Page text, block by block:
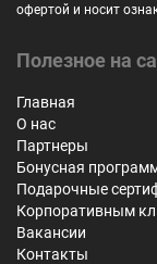
офертой и носит
Полезное на
Главная
О нас
Партнеры
Бонусная
Подарочные
Корпоративным
Вакансии
Контакты